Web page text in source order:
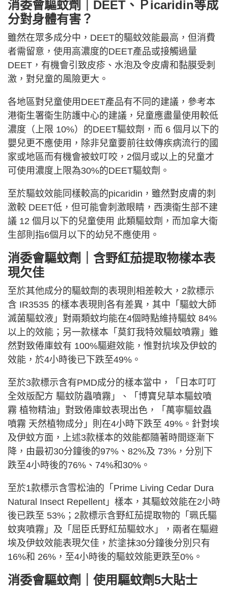
消委會驅蚊劑｜ DEET、Ｐicaridin等成
分對身體有害？
雖然在眾多成分中，DEET的驅蚊效能最高，但消費
者需留意，使用高濃度的DEET產品或接觸過量
DEET，有機會引致皮疹、水泡及令皮膚和黏膜受刺
激，對兒童的風險更大。
各地區對兒童使用DEET產品有不同的建議，參考本
港衞生署衞生防護中心的建議，兒童應盡量使用較低
濃度（上限 10%）的DEET驅蚊劑，而 6 個月以下的
嬰兒更不應使用，除非兒童要前往蚊傳疾病流行的國
家或地區而有機會被蚊叮咬，2個月或以上的兒童才
可使用濃度上限為30%的DEET驅蚊劑。
至於驅蚊效能同樣較高的picaridin，雖然對皮膚的刺
激較 DEET低，但可能會刺激眼睛，西澳衞生部不建
議 12 個月以下的兒童使用 此類驅蚊劑，而加拿大衞
生部則指6個月以下的幼兒不應使用。
消委會驅蚊劑｜ 含野紅茄提取物樣本表
現欠佳
至於其他成分的驅蚊劑的表現則相差較大，2款標示
含 IR3535 的樣本表現則各有差異，其中「驅蚊大師
滅菌驅蚊液」對兩類蚊均能在4個時點維持驅蚊 84%
以上的效能；另一款樣本「莫釘我特效驅蚊噴霧」雖
然對致倦庫蚊有 100%驅避效能，惟對抗埃及伊蚊的
效能，於4小時後已下跌至49%。
至於3款標示含有PMD成分的樣本當中，「日本叮叮
全效版配方 驅蚊防蟲噴霧」、「博寶兒草本驅蚊噴
霧 植物精油」對致倦庫蚊表現出色，「萬寧驅蚊蟲
噴霧 天然植物成分」則在4小時下跌至 49%。針對埃
及伊蚊方面，上述3款樣本的效能都隨著時間逐漸下
降，由最初30分鐘後的97%、82%及 73%，分別下
跌至4小時後的76%、74%和30%。
至於1款標示含雪松油的「Prime Living Cedar Dura
Natural Insect Repellent」樣本，其驅蚊效能在2小時
後已跌至 53%；2款標示含野紅茄提取物的「珮氏驅
蚊爽噴霧」及「屈臣氏野紅茄驅蚊水」，兩者在驅避
埃及伊蚊效能表現欠佳，於塗抹30分鐘後分別只有
16%和 26%，至4小時後的驅蚊效能更跌至0%。
消委會驅蚊劑｜使用驅蚊劑5大貼士